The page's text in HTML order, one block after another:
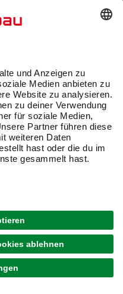
Mail-Werbung, die
sowie die
meiner Kaufdaten,
einverstanden.
jederzeit widerrufen.
erhalte